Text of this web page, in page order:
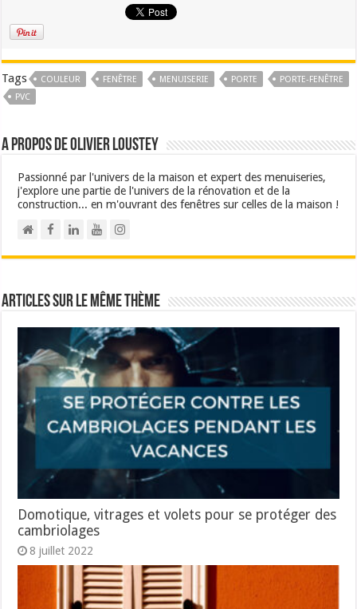
Tags COULEUR FENÊTRE MENUISERIE PORTE
PORTE-FENÊTRE
PVC
A propos de Olivier Loustey
Passionné par l'univers de la maison et expert des menuiseries,
j'explore une partie de l'univers de la rénovation et de la
construction... en m'ouvrant des fenêtres sur celles de la maison !
Articles sur le même thème
Domotique, vitrages et volets pour se protéger des
cambriolages
8 juillet 2022